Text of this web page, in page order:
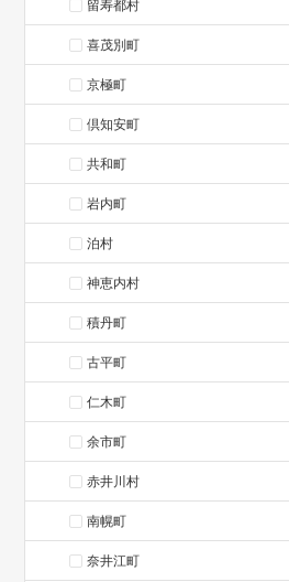
留寿都村
喜茂別町
京極町
倶知安町
共和町
岩内町
泊村
神恵内村
積丹町
古平町
仁木町
余市町
赤井川村
南幌町
奈井江町